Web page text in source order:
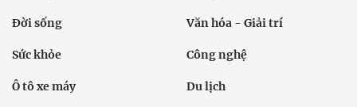
Đời sống Văn hóa - Giải trí
Sức khỏe Công nghệ
Ô tô xe máy Du lịch